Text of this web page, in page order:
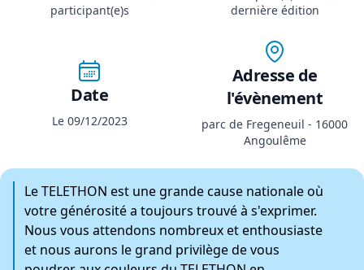
participant(e)s
dernière édition
Date
Le 09/12/2023
Adresse de
l'évènement
parc de Fregeneuil - 16000
Angoulême
Le TELETHON est une grande cause nationale où
votre générosité a toujours trouvé à s'exprimer.
Nous vous attendons nombreux et enthousiaste
et nous aurons le grand privilège de vous